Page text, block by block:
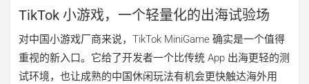
TikTok 小游戏，一个轻量化的出海试验场
对中国小游戏厂商来说，TikTok MiniGame 确实是一个值得
重视的新入口。它给了开发者一个比传统 App 出海更轻的测
试环境，也让成熟的中国休闲玩法有机会更快触达海外用